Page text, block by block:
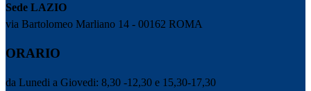
Sede LAZIO
via Bartolomeo Marliano 14 - 00162 ROMA
ORARIO
da Lunedi a Giovedi: 8,30 -12,30 e 15,30-17,30